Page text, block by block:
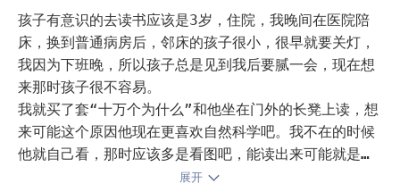
总有一天还是会自主阅读的吧😝
孩子有意识的去读书应该是3岁，住院，我晚间在医院陪
床，换到普通病房后，邻床的孩子很小，很早就要关灯，
我因为下班晚，所以孩子总是见到我后要腻一会，现在想
来那时孩子很不容易。
我就买了套“十万个为什么”和他坐在门外的长凳上读，想
来可能这个原因他现在更喜欢自然科学吧。我不在的时候
他就自己看，那时应该多是看图吧，能读出来可能就是背
展开